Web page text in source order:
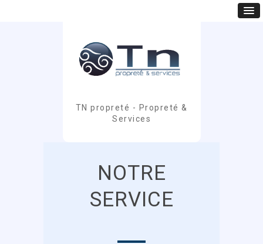
TN propreté - Propreté &
Services
NOTRE
SERVICE